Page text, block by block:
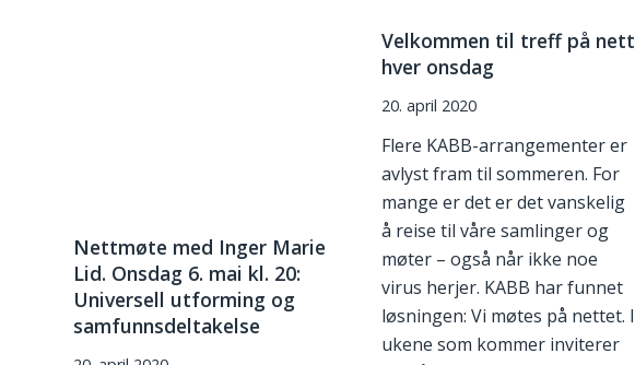
Nettmøte med Inger Marie
Lid. Onsdag 6. mai kl. 20:
Universell utforming og
samfunnsdeltakelse
Velkommen til treff på nett
hver onsdag
20. april 2020
Flere KABB-arrangementer er
avlyst fram til sommeren. For
mange er det er det vanskelig
å reise til våre samlinger og
møter – også når ikke noe
virus herjer. KABB har funnet
løsningen: Vi møtes på nettet. I
ukene som kommer inviterer